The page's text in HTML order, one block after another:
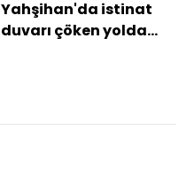
Yahşihan'da istinat
duvarı çöken yolda